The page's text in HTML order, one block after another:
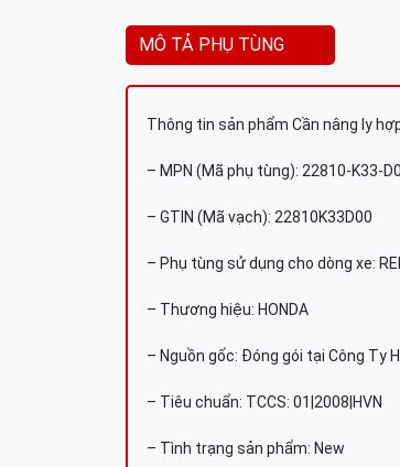
MÔ TẢ PHỤ TÙNG
Thông tin sản phẩm Cần nâng ly
– MPN (Mã phụ tùng): 22810-K33-
– GTIN (Mã vạch): 22810K33D00
– Phụ tùng sử dụng cho dòng xe:
– Thương hiệu: HONDA
– Nguồn gốc: Đóng gói tại Công Ty
– Tiêu chuẩn: TCCS: 01|2008|HVN
– Tình trạng sản phẩm: New